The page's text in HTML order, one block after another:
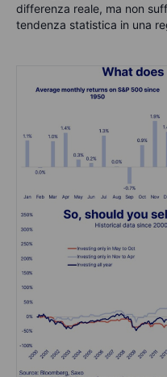
differenza reale, ma non
tendenza statistica in una